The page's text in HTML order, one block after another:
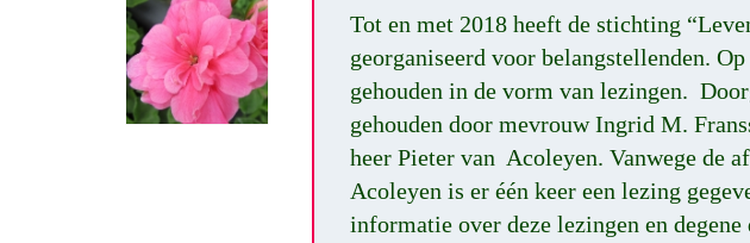
Tot en met 2018 heeft de stichting
georganiseerd voor belangstellenden.
gehouden in de vorm van lezingen.
gehouden door mevrouw Ingrid M.
heer Pieter van Acoleyen. Vanwege de
Acoleyen is er één keer een lezing
informatie over deze lezingen en